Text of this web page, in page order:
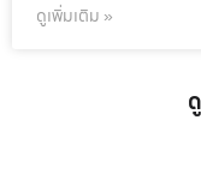
ดูเพิ่มเติม »